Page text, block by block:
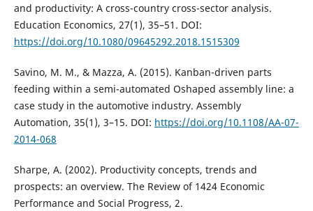
and productivity: A cross-country cross-sector analysis.
Education Economics, 27(1), 35–51. DOI:
https://doi.org/10.1080/09645292.2018.1515309
Savino, M. M., & Mazza, A. (2015). Kanban-driven parts
feeding within a semi-automated Oshaped assembly line: a
case study in the automotive industry. Assembly
Automation, 35(1), 3–15. DOI: https://doi.org/10.1108/AA-07-
2014-068
Sharpe, A. (2002). Productivity concepts, trends and
prospects: an overview. The Review of 1424 Economic
Performance and Social Progress, 2.